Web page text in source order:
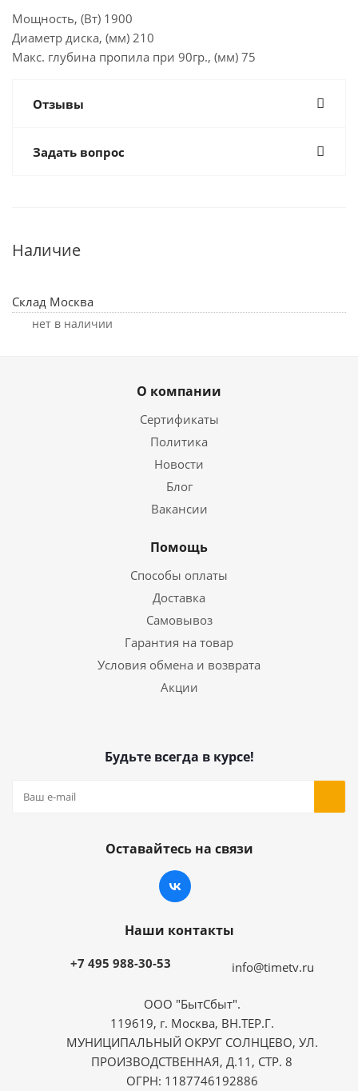
Мощность, (Вт) 1900
Диаметр диска, (мм) 210
Макс. глубина пропила при 90гр., (мм) 75
Отзывы
Задать вопрос
Наличие
Склад Москва
Нет в наличии
О компании
Сертификаты
Политика
Новости
Блог
Вакансии
Помощь
Способы оплаты
Доставка
Самовывоз
Гарантия на товар
Условия обмена и возврата
Акции
Будьте всегда в курсе!
Оставайтесь на связи
Наши контакты
+7 495 988-30-53 info@timetv.ru
ООО "БытСбыт".
119619, г. Москва, ВН.ТЕР.Г.
МУНИЦИПАЛЬНЫЙ ОКРУГ СОЛНЦЕВО, УЛ.
ПРОИЗВОДСТВЕННАЯ, Д.11, СТР. 8
ОГРН: 1187746192886